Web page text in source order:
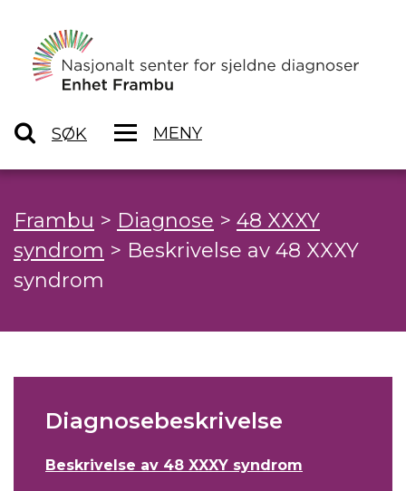
SØK MENY
Frambu > Diagnose > 48 XXXY
syndrom > Beskrivelse av 48 XXXY
syndrom
Diagnosebeskrivelse
Beskrivelse av 48 XXXY syndrom